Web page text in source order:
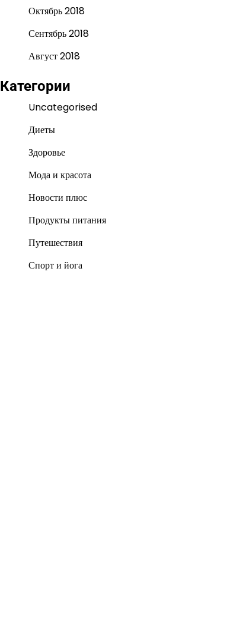
Октябрь 2018
Сентябрь 2018
Август 2018
Категории
Uncategorised
Диеты
Здоровье
Мода и красота
Новости плюс
Продукты питания
Путешествия
Спорт и йога